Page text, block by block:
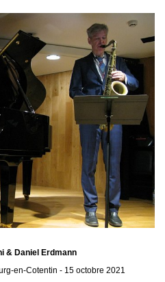
& Daniel Erdmann
en-Cotentin - 15 octobre 2021